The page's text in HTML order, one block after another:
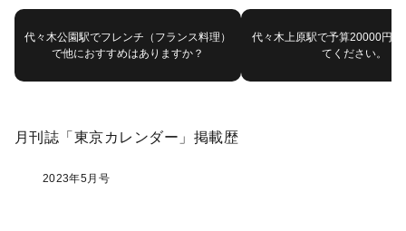
代々木公園駅でフレンチ（フランス料理）
で他におすすめはありますか？
代々木上原駅で予算20000円の
てください。
月刊誌「東京カレンダー」掲載歴
2023年5月号